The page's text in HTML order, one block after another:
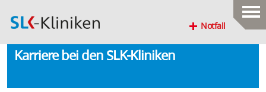
Notfall
Karriere bei den SLK-Kliniken